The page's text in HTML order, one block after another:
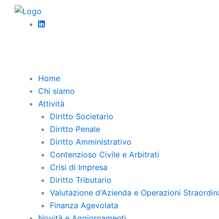
Home
Chi siamo
Attività
Diritto Societario
Diritto Penale
Diritto Amministrativo
Contenzioso Civile e Arbitrati
Crisi di Impresa
Diritto Tributario
Valutazione d'Azienda e Operazioni
Finanza Agevolata